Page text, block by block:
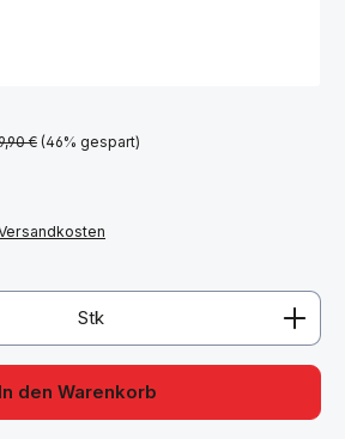
Preis:
€(46% gespart)
den gewünschten Wert ein
Stk
In den Warenkorb